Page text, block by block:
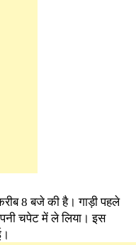
8 बजे की है। गाड़ी पहले
चपेट में ले लिया। इस